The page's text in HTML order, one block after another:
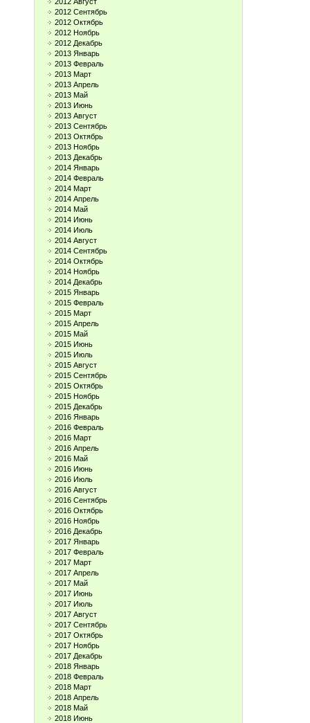
2012 Сентябрь
2012 Октябрь
2012 Ноябрь
2012 Декабрь
2013 Январь
2013 Февраль
2013 Март
2013 Апрель
2013 Май
2013 Июнь
2013 Август
2013 Сентябрь
2013 Октябрь
2013 Ноябрь
2013 Декабрь
2014 Январь
2014 Февраль
2014 Март
2014 Апрель
2014 Май
2014 Июнь
2014 Июль
2014 Август
2014 Сентябрь
2014 Октябрь
2014 Ноябрь
2014 Декабрь
2015 Январь
2015 Февраль
2015 Март
2015 Апрель
2015 Май
2015 Июнь
2015 Июль
2015 Август
2015 Сентябрь
2015 Октябрь
2015 Ноябрь
2015 Декабрь
2016 Январь
2016 Февраль
2016 Март
2016 Апрель
2016 Май
2016 Июнь
2016 Июль
2016 Август
2016 Сентябрь
2016 Октябрь
2016 Ноябрь
2016 Декабрь
2017 Январь
2017 Февраль
2017 Март
2017 Апрель
2017 Май
2017 Июнь
2017 Июль
2017 Август
2017 Сентябрь
2017 Октябрь
2017 Ноябрь
2017 Декабрь
2018 Январь
2018 Февраль
2018 Март
2018 Апрель
2018 Май
2018 Июнь